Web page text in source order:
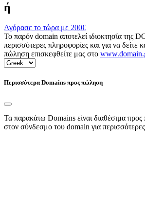
ή
Αγόρασε το τώρα με 200€
Το παρόν domain αποτελεί ιδιοκτησία της
περισσότερες πληροφορίες και για να δείτε
πώληση επισκεφθείτε μας στο
Περισσότερα Domains προς πώληση
Τα παρακάτω Domains είναι διαθέσιμα
στον σύνδεσμο του domain για